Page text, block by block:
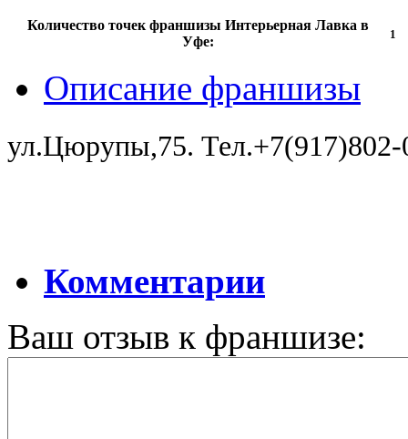
Количество точек франшизы Интерьерная Лавка в
Уфе:
1
Описание франшизы
ул.Цюрупы,75. Тел.+7(917)802-
Комментарии
Ваш отзыв к франшизе: